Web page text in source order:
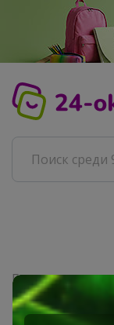
Главная
Сибирячка
Сообщения